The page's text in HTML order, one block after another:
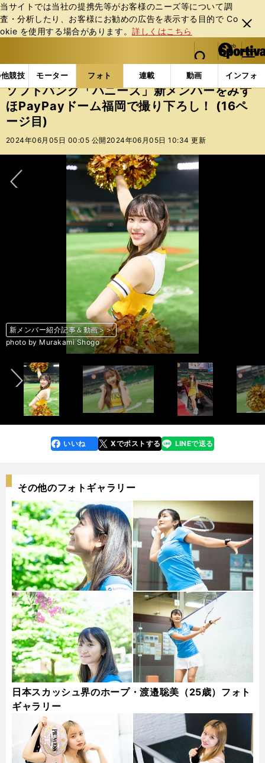
当サイトでは当社の提携先等がお客様のニーズ等について調
査・分析したり、お客様にお勧めの広告を表⽰する⽬的で Co
okie を使⽤する場合があります。詳しくはこちら
閉じ
る
web Sportiva (webスポルティーバ)
検索
マイペ
ー
ジ
メニュ
競技 モーター フォト 連載 動画 インフォ
b
ス
ポ
ル
テ
ー
バ
フォトギャラリー ソフトバンク「ハニーズ」新メン
ソフトバンク「ハニーズ」新メンバーをみず
ほPayPayドーム福岡で撮り下ろし！ (16ペ
ージ目)
2024年06月05日 00:05 公開 2024年06月05日 10:34 更新
新メンバー紹介記事＆動画＞＞
photo by Murakami Shogo
新メンバー紹介記事＆動画＞＞
photo by Murakami Shogo
新メンバー紹介記事＆動画＞＞
photo by Murakami Shogo
新メンバー紹介記事＆動画＞＞
photo by Murakami Shogo
新メンバー紹介記事＆動画＞＞
photo by Murakami Shogo
新メンバー紹介記事＆動画＞＞
photo by Murakami Shogo
新メンバー紹介記事＆動画＞＞
photo by Murakami Shogo
新メンバー紹介記事＆動画＞＞
photo by Murakami Shogo
新メンバー紹介記事＆動画＞＞
photo by Murakami Shogo
新メンバー紹介記事＆動画＞＞
photo by Murakami Shogo
新メンバー紹介記事＆動画＞＞
photo by Murakami Shogo
新メンバー紹介記事＆動画＞＞
photo by Murakami Shogo
新メンバー紹介記事＆動画＞＞
photo by Murakami Shogo
新メンバー紹介記事＆動画＞＞
photo by Murakami Shogo
新メンバー紹介記事＆動画＞＞
photo by Murakami Shogo
新メンバー紹介記事＆動画＞＞
photo by Murakami Shogo
新メンバー紹介記事＆動画＞＞
photo by Murakami Shogo
新メンバー紹介記事＆動画＞＞
photo by Murakami Shogo
新メンバー紹介記事＆動画＞＞
photo by Murakami Shogo
新メンバー紹介記事＆動画＞＞
photo by Murakami Shogo
新メンバー紹介記事＆動画＞＞
photo by Murakami Shogo
新メンバー紹介記事＆動画＞＞
photo by Murakami Shogo
新メンバー紹介記事＆動画＞＞
photo by Murakami Shogo
新メンバー紹介記事＆動画＞＞
photo by Murakami Shogo
新メンバー紹介記事＆動画＞＞
photo by Murakami Shogo
新メンバー紹介記事＆動画＞＞
photo by Murakami Shogo
新メンバー紹介記事＆動画＞＞
photo by Murakami Shogo
新メンバー紹介記事＆動画＞＞
photo by Murakami Shogo
新メンバー紹介記事＆動画＞＞
photo by Murakami Shogo
新メンバー紹介記事＆動画＞＞
photo by Murakami Shogo
新メンバー紹介記事＆動画＞＞
photo by Murakami Shogo
新メンバー紹介記事＆動画＞＞
photo by Murakami Shogo
新メンバー紹介記事＆動画＞＞
photo by Murakami Shogo
新メンバー紹介記事＆動画＞＞
photo by Murakami Shogo
新メンバー紹介記事＆動画＞＞
photo by Murakami Shogo
新メンバー紹介記事＆動画＞＞
photo by Murakami Shogo
新メンバー紹介記事＆動画＞＞
photo by Murakami Shogo
新メンバー紹介記事＆動画＞＞
photo by Murakami Shogo
新メンバー紹介記事＆動画＞＞
photo by Murakami Shogo
新メンバー紹介記事＆動画＞＞
photo by Murakami Shogo
新メンバー紹介記事＆動画＞＞
photo by Murakami Shogo
新メンバー紹介記事＆動画＞＞
photo by Murakami Shogo
新メンバー紹介記事＆動画＞＞
photo by Murakami Shogo
新メンバー紹介記事＆動画＞＞
photo by Murakami Shogo
新メンバー紹介記事＆動画＞＞
photo by Hawks
新メンバー紹介記事＆動画＞＞
photo by Hawks
新メンバー紹介記事＆動画＞＞
photo by Hawks
前へ
faceboo
k
いいね Xでポストする
line LINEで送る
その他のフォトギャラリー
日本スカッシュ界のホープ・渡邉聡美（25歳）フォト
ギャラリー